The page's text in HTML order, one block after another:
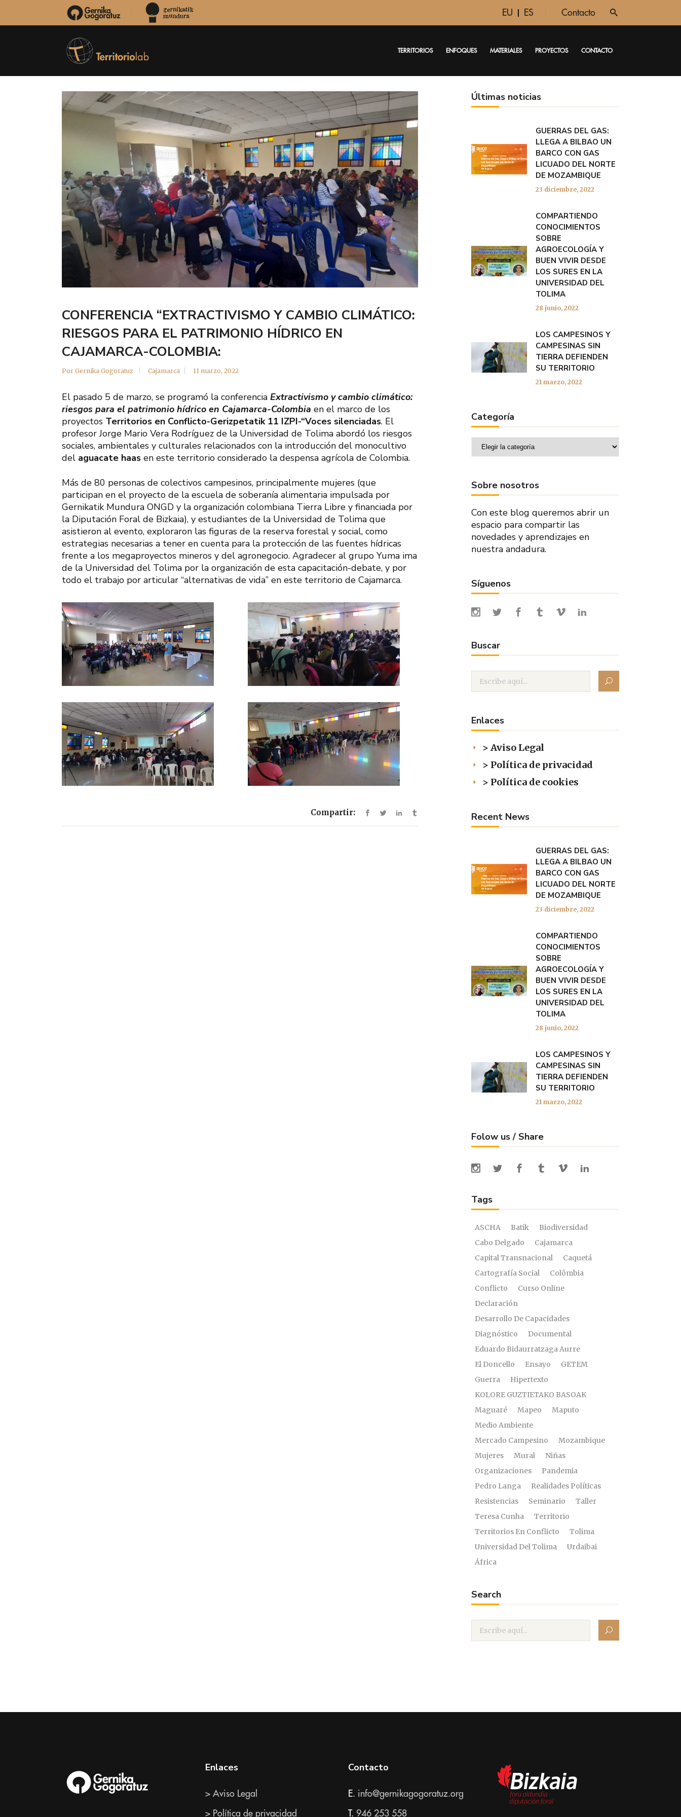
EU ES Contacto
TERRITORIOS ENFOQUES MATERIALES PROYECTOS CONTACTO
CONFERENCIA “EXTRACTIVISMO Y CAMBIO CLIMÁTICO:
RIESGOS PARA EL PATRIMONIO HÍDRICO EN
CAJAMARCA-COLOMBIA:
Por Gernika Gogoratuz Cajamarca 11 marzo, 2022
El pasado 5 de marzo, se programó la conferencia Extractivismo y cambio climático:
riesgos para el patrimonio hídrico en Cajamarca-Colombia en el marco de los
proyectos Territorios en Conflicto-Gerizpetatik 11 IZPI-“Voces silenciadas. El
profesor Jorge Mario Vera Rodríguez de la Universidad de Tolima abordó los riesgos
sociales, ambientales y culturales relacionados con la introducción del monocultivo
del aguacate haas en este territorio considerado la despensa agrícola de Colombia.
Más de 80 personas de colectivos campesinos, principalmente mujeres (que
participan en el proyecto de la escuela de soberanía alimentaria impulsada por
Gernikatik Mundura ONGD y la organización colombiana Tierra Libre y financiada por
la Diputación Foral de Bizkaia), y estudiantes de la Universidad de Tolima que
asistieron al evento, exploraron las figuras de la reserva forestal y social, como
estrategias necesarias a tener en cuenta para la protección de las fuentes hídricas
frente a los megaproyectos mineros y del agronegocio. Agradecer al grupo Yuma ima
de la Universidad del Tolima por la organización de esta capacitación-debate, y por
todo el trabajo por articular “alternativas de vida” en este territorio de Cajamarca.
Compartir:
Últimas noticias
GUERRAS DEL GAS:
LLEGA A BILBAO UN
BARCO CON GAS
LICUADO DEL NORTE
DE MOZAMBIQUE
23 diciembre, 2022
COMPARTIENDO
CONOCIMIENTOS
SOBRE
AGROECOLOGÍA Y
BUEN VIVIR DESDE
LOS SURES EN LA
UNIVERSIDAD DEL
TOLIMA
28 junio, 2022
LOS CAMPESINOS Y
CAMPESINAS SIN
TIERRA DEFIENDEN
SU TERRITORIO
21 marzo, 2022
Categoría
Categoría
Sobre nosotros
Con este blog queremos abrir un
espacio para compartir las
novedades y aprendizajes en
nuestra andadura.
Síguenos
Buscar
Enlaces
> Aviso Legal
> Política de privacidad
> Política de cookies
Recent News
GUERRAS DEL GAS:
LLEGA A BILBAO UN
BARCO CON GAS
LICUADO DEL NORTE
DE MOZAMBIQUE
23 diciembre, 2022
COMPARTIENDO
CONOCIMIENTOS
SOBRE
AGROECOLOGÍA Y
BUEN VIVIR DESDE
LOS SURES EN LA
UNIVERSIDAD DEL
TOLIMA
28 junio, 2022
LOS CAMPESINOS Y
CAMPESINAS SIN
TIERRA DEFIENDEN
SU TERRITORIO
21 marzo, 2022
Folow us / Share
Tags
ASCHA Batik
Biodiversidad
Cabo Delgado
Cajamarca
Capital Transnacional
Caquetá
Cartografía Social
Colômbia
Conflicto
Curso Online
Declaración
Desarrollo De Capacidades
Diagnóstico
Documental
Eduardo Bidaurratzaga Aurre
El Doncello
Ensayo
GETEM
Guerra
Hipertexto
KOLORE GUZTIETAKO BASOAK
Maguaré
Mapeo
Maputo
Medio Ambiente
Mercado Campesino
Mozambique
Mujeres
Mural
Niñas
Organizaciones
Pandemia
Pedro Langa
Realidades Políticas
Resistencias
Seminario
Taller
Teresa Cunha
Territorio
Territorios En Conflicto
Tolima
Universidad Del Tolima
Urdaibai
África
Search
Enlaces
> Aviso Legal
> Política de privacidad
Contacto
E. info@gernikagogoratuz.org
T. 946 253 558